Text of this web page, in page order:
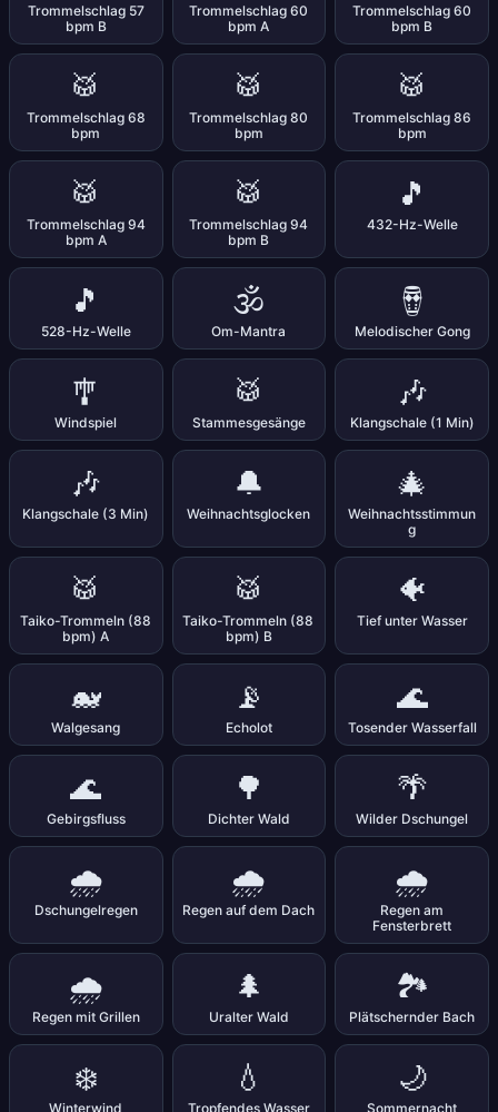
Trommelschlag 57
bpm B
Trommelschlag 60
bpm A
Trommelschlag 60
bpm B
🥁
Trommelschlag 68
bpm
🥁
Trommelschlag 80
bpm
🥁
Trommelschlag 86
bpm
🥁
Trommelschlag 94
bpm A
🥁
Trommelschlag 94
bpm B
🎵
432-Hz-Welle
🎵
528-Hz-Welle
🕉️
Om-Mantra
🪘
Melodischer Gong
🎐
Windspiel
🥁
Stammesgesänge
🎶
Klangschale (1 Min)
🎶
Klangschale (3 Min)
🔔
Weihnachtsglocken
🎄
Weihnachtsstimmun
g
🥁
Taiko-Trommeln (88
bpm) A
🥁
Taiko-Trommeln (88
bpm) B
🐠
Tief unter Wasser
🐋
Walgesang
📡
Echolot
🌊
Tosender Wasserfall
🌊
Gebirgsfluss
🌳
Dichter Wald
🌴
Wilder Dschungel
🌧️
Dschungelregen
🌧️
Regen auf dem Dach
🌧️
Regen am
Fensterbrett
🌧️
Regen mit Grillen
🌲
Uralter Wald
🏞️
Plätschernder Bach
❄️
Winterwind
💧
Tropfendes Wasser
🌙
Sommernacht